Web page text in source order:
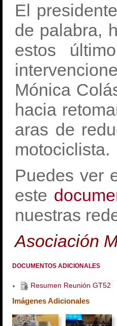
El
de palabra,
estos
Mónica
hacia
aras de
motociclista.
Puedes ver
este
nuestras
Asociación
DOCUMENTOS ADICIONALES
Resumen Reunión GT52
Imágenes Adicionales